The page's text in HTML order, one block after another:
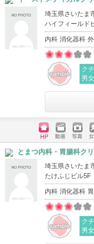
埼玉県さいたま
ハイフィールド
内科 消化器科
ク
男
ホームペ
ージ
動画 写真
とまつ内科・胃腸科ク
埼玉県さいたま
たけふじビル5F
内科 消化器科
ク
男